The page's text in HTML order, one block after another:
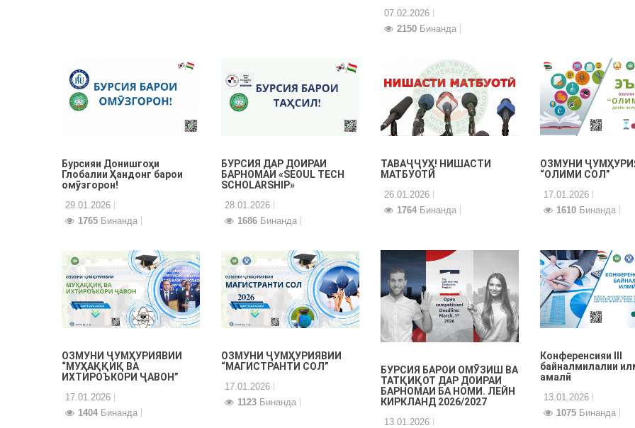
07.02.2026
2150 Бинанда
Бурсияи Донишгоҳи
Глобалии Ҳандонг барои
омӯзгорон!
29.01.2026
1765 Бинанда
БУРСИЯ ДАР ДОИРАИ
БАРНОМАИ «SEOUL TECH
SCHOLARSHIP»
28.01.2026
1686 Бинанда
ТАВАҶҶУҲ! НИШАСТИ
МАТБУОТӢ
26.01.2026
1764 Бинанда
ОЗМУНИ
“ОЛИМИ СОЛ”
17.01.2026
1610 Бинанда
ОЗМУНИ ҶУМҲУРИЯВИИ
“МУҲАҚҚИҚ ВА
ИХТИРОЪКОРИ ҶАВОН”
17.01.2026
1404 Бинанда
ОЗМУНИ ҶУМҲУРИЯВИИ
“МАГИСТРАНТИ СОЛ”
17.01.2026
1123 Бинанда
БУРСИЯ БАРОИ ОМӮЗИШ ВА
ТАТҚИҚОТ ДАР ДОИРАИ
БАРНОМАИ БА НОМИ. ЛЕЙН
КИРКЛАНД 2026/2027
13.01.2026
Конференсияи III
байналмилалии
амалӣ
13.01.2026
1075 Бинанда